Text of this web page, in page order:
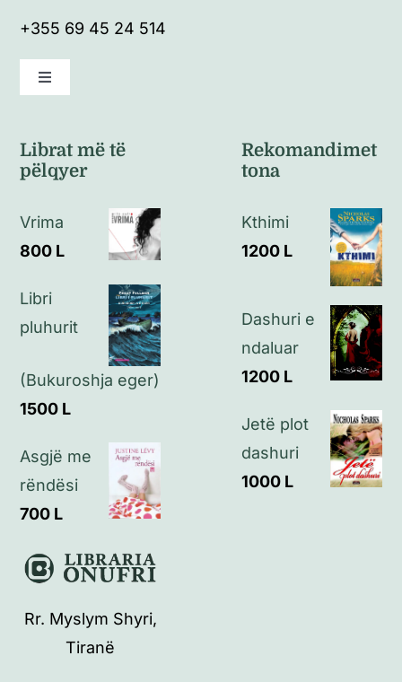
+355 69 45 24 514
Toggle
Politikat e kthimeve
Politikat e privatësisë
Kontakt
Librat më të
pëlqyer
Vrima
800 L
Libri
pluhurit
(Bukuroshja eger)
1500 L
Asgjë me
rëndësi
700 L
Rekomandimet
tona
Kthimi
1200 L
Dashuri e
ndaluar
1200 L
Jetë plot
dashuri
1000 L
Rr. Myslym Shyri,
Tiranë